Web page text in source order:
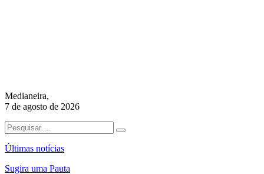
Medianeira,
7 de agosto de 2026
Últimas notícias
Sugira uma Pauta